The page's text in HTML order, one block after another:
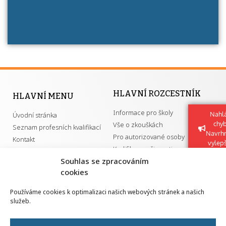
Souhlas se zpracováním
cookies
Používáme cookies k optimalizaci našich webových stránek a našich
služeb.
HLAVNÍ MENU
Úvodní stránka
Seznam profesních kvalifikací
Kontakt
HLAVNÍ ROZCESTNÍK
Informace pro školy
Vše o zkouškách
Pro autorizované osoby
Kvalifikace a živnosti
GDPR
Národní pedagogický institut ČR